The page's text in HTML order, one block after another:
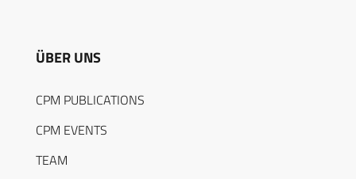
ÜBER UNS
CPM PUBLICATIONS
CPM EVENTS
TEAM